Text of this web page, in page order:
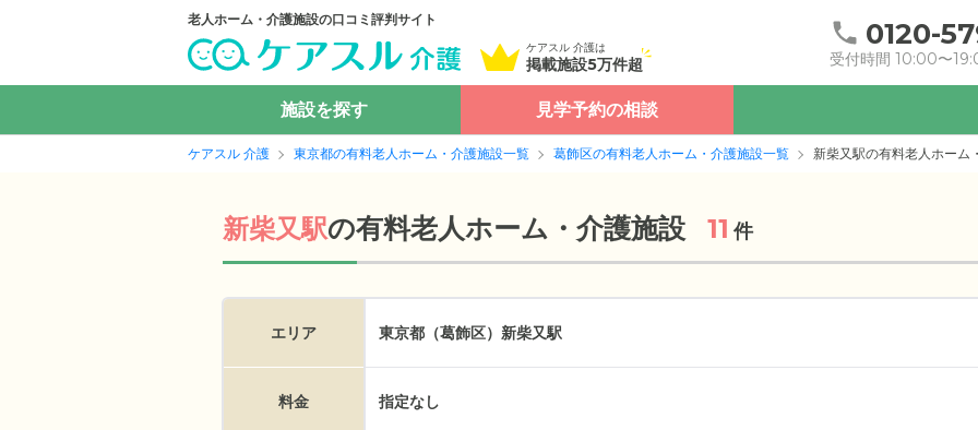
老人ホーム・介護施設の口コミ評判サイト
ケアスル 介護は
掲載施設5万件超
0120-
受付時間 10:00〜
施設を探す 見学予約の相談
ケアスル 介護 東京都の有料老人ホーム・介護施設一覧 葛飾区の有料老人ホーム・介護施設一覧 新柴又駅の有料老人ホーム
新柴又駅の有料老人ホーム・介護施設 11 件
エリア 東京都（葛飾区） 新柴又駅
料金 指定なし